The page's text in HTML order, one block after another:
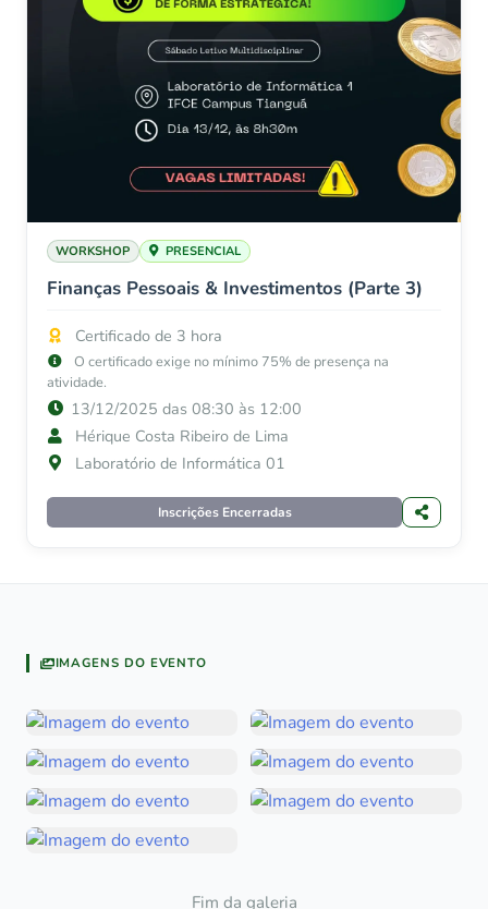
WORKSHOP PRESENCIAL
Finanças Pessoais & Investimentos (Parte 3)
Certificado de 3 hora
O certificado exige no mínimo 75% de presença na
atividade.
13/12/2025 das 08:30 às 12:00
Hérique Costa Ribeiro de Lima
Laboratório de Informática 01
Inscrições Encerradas
IMAGENS DO EVENTO
Fim da galeria